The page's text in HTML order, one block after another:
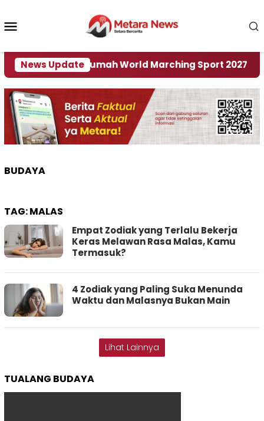
konten
News Update
Jadi Tuan Rumah World Marching Sport 2027
BUDAYA
TAG:MALAS
Empat Zodiak yang Terlalu Bekerja
Keras Melawan Rasa Malas, Kamu
Termasuk?
4 Zodiak yang Paling Suka Menunda
Waktu dan Malasnya Bukan Main
Lihat Lainnya
TUALANG BUDAYA